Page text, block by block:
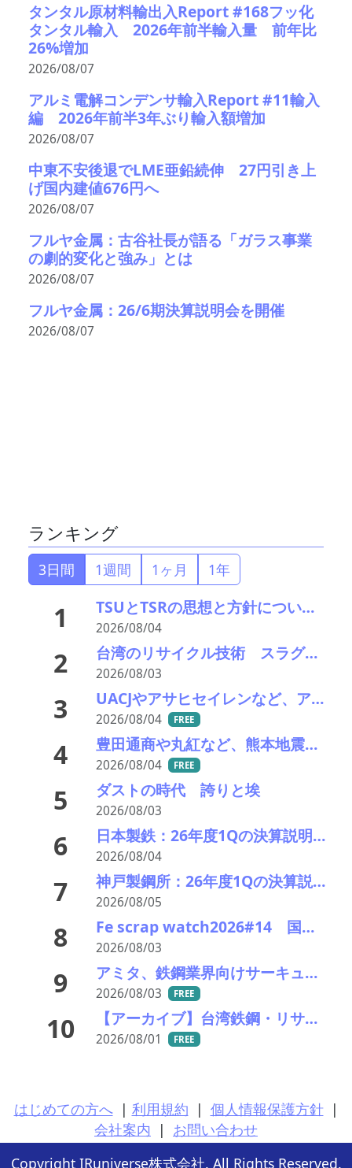
タンタル原材料輸出入Report #168フッ化
タンタル輸入 2026年前半輸入量 前年比
26%増加
2026/08/07
アルミ電解コンデンサ輸入Report #11輸入
編 2026年前半3年ぶり輸入額増加
2026/08/07
中東不安後退でLME亜鉛続伸 27円引き上
げ国内建値676円へ
2026/08/07
フルヤ金属：古谷社長が語る「ガラス事業
の劇的変化と強み」とは
2026/08/07
フルヤ金属：26/6期決算説明会を開催
2026/08/07
ランキング
3日間 1週間 1ヶ月 1年
1 TSUとTSRの思想と方針について考える
2026/08/04
2 台湾のリサイクル技術 スラグのエイジングをどうする
2026/08/03
3 UACJやアサヒセイレンなど、アルミニウムのアップグレードリサイクル実用化開発を開始
2026/08/04 FREE
4 豊田通商や丸紅など、熊本地震被害に支援・義援金
2026/08/04 FREE
5 ダストの時代 誇りと埃
2026/08/03
6 日本製鉄：26年度1Qの決算説明会。USスチールが業績を牽引し業績見通しを上方修正
2026/08/04
7 神戸製鋼所：26年度1Qの決算説明会を開催。売上高のみ上方修正だが・・・
2026/08/05
8 Fe scrap watch2026#14 国内外ともに下げ継続―次回の関東鉄源入札が試金石に
2026/08/03
9 アミタ、鉄鋼業界向けサーキュラーマテリアルの販売を開始―大平洋金属と協業
2026/08/03 FREE
10 【アーカイブ】台湾鉄鋼・リサイクル産業視察ツアー
2026/08/01 FREE
はじめての方へ | 利用規約 | 個人情報保護方針 |
会社案内 | お問い合わせ
Copyright IRuniverse株式会社. All Rights Reserved.